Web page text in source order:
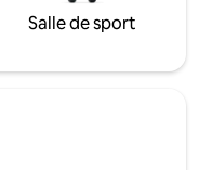
Salle de sport